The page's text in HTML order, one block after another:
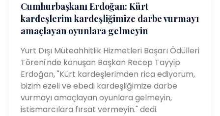
Cumhurbaşkanı Erdoğan: Kürt
kardeşlerim kardeşliğimize darbe vurmayı
amaçlayan oyunlara gelmeyin
Yurt Dışı Müteahhitlik Hizmetleri Başarı Ödülleri
Töreni'nde konuşan Başkan Recep Tayyip
Erdoğan, "Kürt kardeşlerimden rica ediyorum,
bizim ezeli ve ebedi kardeşliğimize darbe
vurmayı amaçlayan oyunlara gelmeyin,
istismarcılara fırsat vermeyin." dedi.